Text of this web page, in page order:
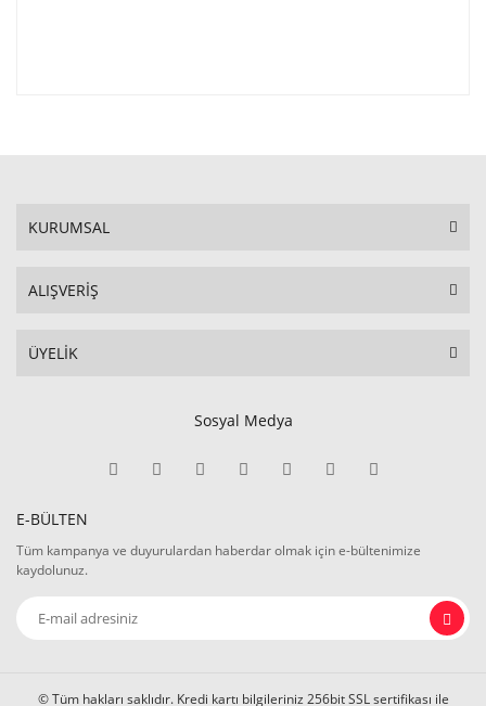
KURUMSAL
ALIŞVERİŞ
ÜYELİK
Sosyal Medya
E-BÜLTEN
Tüm kampanya ve duyurulardan haberdar olmak için e-bültenimize
kaydolunuz.
© Tüm hakları saklıdır. Kredi kartı bilgileriniz 256bit SSL sertifikası ile